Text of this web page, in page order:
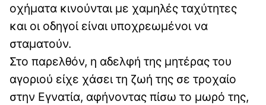
οχήματα κινούνται με χαμηλές ταχύτητες
και οι οδηγοί είναι υποχρεωμένοι να
σταματούν.
Στο παρελθόν, η αδελφή της μητέρας του
αγοριού είχε χάσει τη ζωή της σε τροχαίο
στην Εγνατία, αφήνοντας πίσω το μωρό της,